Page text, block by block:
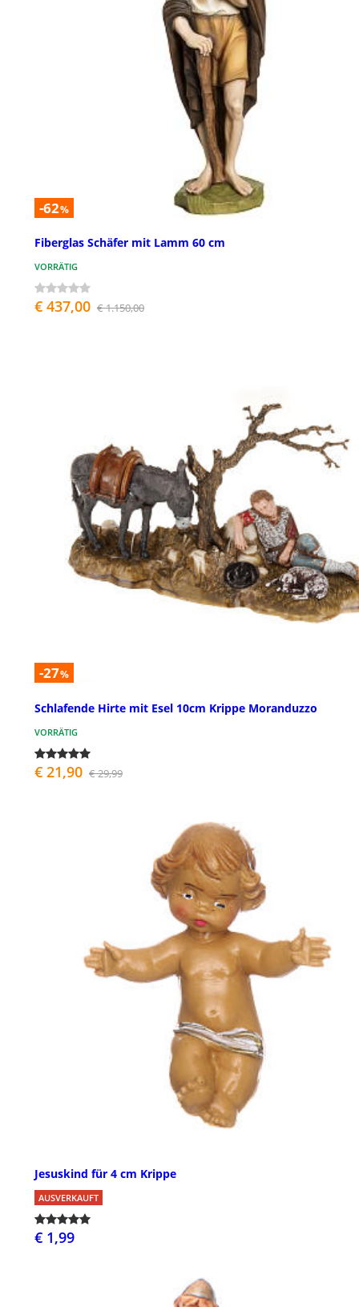
-62%
Fiberglas Schäfer mit Lamm 60 cm
VORRÄTIG
€ 437,00 € 1.150,00
-27%
Schlafende Hirte mit Esel 10cm Krippe Moranduzzo
VORRÄTIG
€ 21,90 € 29,99
Jesuskind für 4 cm Krippe
AUSVERKAUFT
€ 1,99